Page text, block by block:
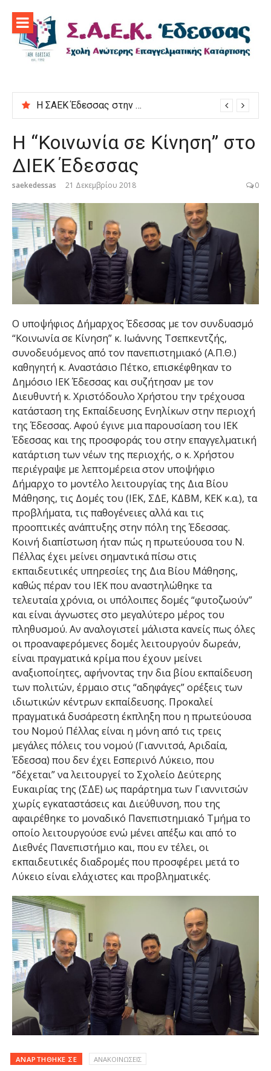
περιεχόμενο
Η ΣΑΕΚ Έδεσσας στην εκδήλωση “Μαγειρεύουμε στις ρίζες μας”
Η “Κοινωνία σε Κίνηση” στο
ΔΙΕΚ Έδεσσας
saekedessas 21 Δεκεμβρίου 2018 0
Ο υποψήφιος Δήμαρχος Έδεσσας με τον συνδυασμό
“Κοινωνία σε Κίνηση” κ. Ιωάννης Τσεπκεντζής,
συνοδευόμενος από τον πανεπιστημιακό (Α.Π.Θ.)
καθηγητή κ. Αναστάσιο Πέτκο, επισκέφθηκαν το
Δημόσιο ΙΕΚ Έδεσσας και συζήτησαν με τον
Διευθυντή κ. Χριστόδουλο Χρήστου την τρέχουσα
κατάσταση της Εκπαίδευσης Ενηλίκων στην περιοχή
της Έδεσσας. Αφού έγινε μια παρουσίαση του ΙΕΚ
Έδεσσας και της προσφοράς του στην επαγγελματική
κατάρτιση των νέων της περιοχής, ο κ. Χρήστου
περιέγραψε με λεπτομέρεια στον υποψήφιο
Δήμαρχο το μοντέλο λειτουργίας της Δια Βίου
Μάθησης, τις Δομές του (ΙΕΚ, ΣΔΕ, ΚΔΒΜ, ΚΕΚ κ.α.), τα
προβλήματα, τις παθογένειες αλλά και τις
προοπτικές ανάπτυξης στην πόλη της Έδεσσας.
Κοινή διαπίστωση ήταν πώς η πρωτεύουσα του Ν.
Πέλλας έχει μείνει σημαντικά πίσω στις
εκπαιδευτικές υπηρεσίες της Δια Βίου Μάθησης,
καθώς πέραν του ΙΕΚ που αναστηλώθηκε τα
τελευταία χρόνια, οι υπόλοιπες δομές “φυτοζωούν”
και είναι άγνωστες στο μεγαλύτερο μέρος του
πληθυσμού. Αν αναλογιστεί μάλιστα κανείς πως όλες
οι προαναφερόμενες δομές λειτουργούν δωρεάν,
είναι πραγματικά κρίμα που έχουν μείνει
αναξιοποίητες, αφήνοντας την δια βίου εκπαίδευση
των πολιτών, έρμαιο στις “αδηφάγες” ορέξεις των
ιδιωτικών κέντρων εκπαίδευσης. Προκαλεί
πραγματικά δυσάρεστη έκπληξη που η πρωτεύουσα
του Νομού Πέλλας είναι η μόνη από τις τρεις
μεγάλες πόλεις του νομού (Γιαννιτσά, Αριδαία,
Έδεσσα) που δεν έχει Εσπερινό Λύκειο, που
“δέχεται” να λειτουργεί το Σχολείο Δεύτερης
Ευκαιρίας της (ΣΔΕ) ως παράρτημα των Γιαννιτσών
χωρίς εγκαταστάσεις και Διεύθυνση, που της
αφαιρέθηκε το μοναδικό Πανεπιστημιακό Τμήμα το
οποίο λειτουργούσε ενώ μένει απέξω και από το
Διεθνές Πανεπιστήμιο και, που εν τέλει, οι
εκπαιδευτικές διαδρομές που προσφέρει μετά το
Λύκειο είναι ελάχιστες και προβληματικές.
ΑΝΑΡΤΉΘΗΚΕ ΣΕ ΑΝΑΚΟΙΝΩΣΕΙΣ